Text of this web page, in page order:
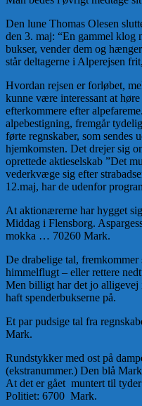
Den lune Thomas Olesen
den 3. maj: “En gammel klog
bukser, vender dem og
står deltagerne i Alperejsen
Hvordan rejsen er forløbet,
kunne være interessant at
efterkommere efter
alpebestigning, fremgår
førte regnskaber, som sendes
hjemkomsten. Det drejer sig
oprettede aktieselskab ”Det
vederkvæge sig efter
12.maj, har de udenfor
At aktionærerne har hygget
Middag i Flensborg.
mokka … 70260 Mark.
De drabelige tal,
himmelflugt – eller rettere
Men billigt har det jo
haft spenderbukserne på.
Et par pudsige tal fra
Mark.
Rundstykker med ost på
(ekstranummer.) Den blå
At det er gået muntert til
Politiet: 6700 Mark.